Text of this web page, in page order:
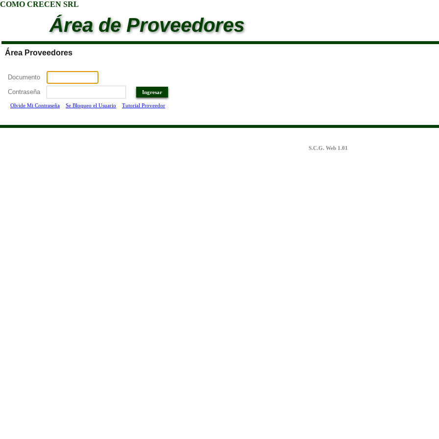
COMO CRECEN SRL
Área de Proveedores
Área Proveedores
Documento
Contraseña
Olvide Mi Contraseña Se Bloqueo el Usuario Tutorial Proveedor
S.C.G. Web 1.01